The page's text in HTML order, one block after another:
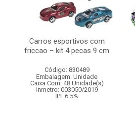
Carros esportivos com
friccao – kit 4 pecas 9 cm
Código: 830489
Embalagem: Unidade
Caixa Com: 48 Unidade(s)
Inmetro: 003050/2019
IPI: 6.5%